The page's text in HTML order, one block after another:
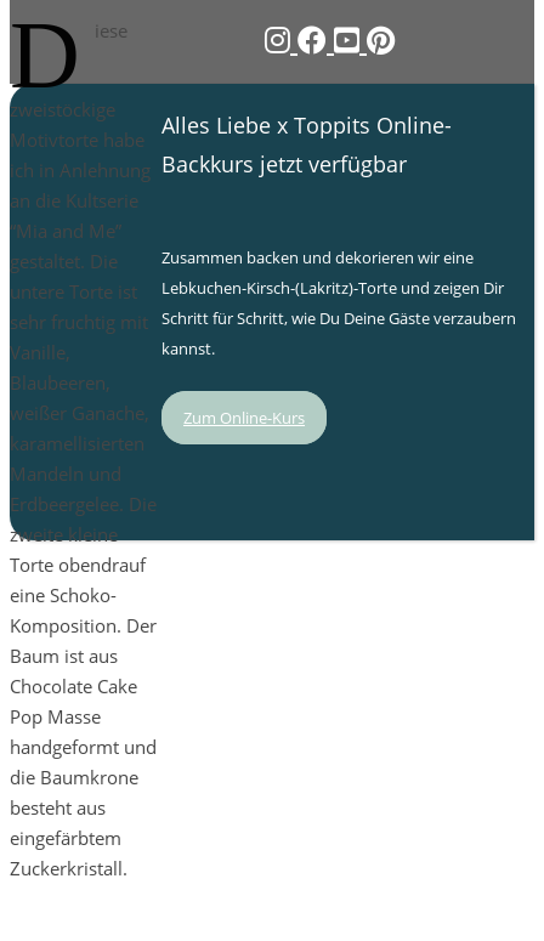
D iese
zweistöckige
Motivtorte habe
ich in Anlehnung
an die Kultserie
“Mia and Me”
gestaltet. Die
untere Torte ist
sehr fruchtig mit
Vanille,
Blaubeeren,
weißer Ganache,
karamellisierten
Mandeln und
Erdbeergelee. Die
zweite kleine
Torte obendrauf
eine Schoko-
Komposition. Der
Baum ist aus
Chocolate Cake
Pop Masse
handgeformt und
die Baumkrone
besteht aus
eingefärbtem
Zuckerkristall.
Alles Liebe x Toppits Online-
Backkurs jetzt verfügbar
Zusammen backen und dekorieren wir eine
Lebkuchen-Kirsch-(Lakritz)-Torte und zeigen Dir
Schritt für Schritt, wie Du Deine Gäste verzaubern
kannst.
Zum Online-Kurs